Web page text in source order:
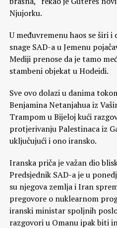
Njujorku.
U međuvremenu haos se širi i
snage SAD-a u Jemenu
Mediji prenose da je tamo
stambeni objekat u Hodeidi.
Sve ovo dolazi u danima
Benjamina Netanjahua iz
Trampom u Bijeloj kući
protjerivanju Palestinaca iz
uključujući i ono iransko.
Iranska priča je važan dio
Predsjednik SAD-a je u
su njegova zemlja i Iran
pregovore o nuklearnom
iranski ministar spoljnih
razgovori u Omanu ipak biti